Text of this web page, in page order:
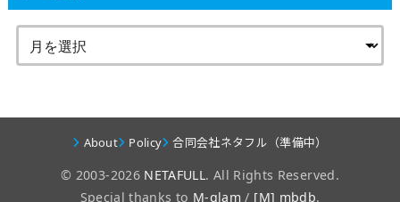
About Policy 合同会社ネタフル（準備中）
© 2003-2026 NETAFULL. All Rights Reserved.
Special thanks to M-glam / [M] mbdb.